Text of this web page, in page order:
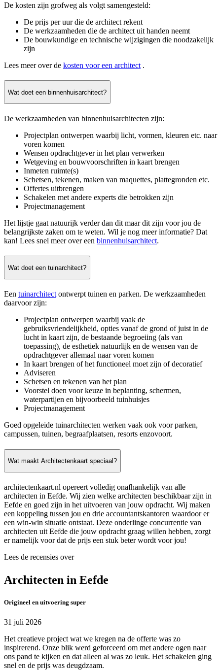
De kosten zijn grofweg als volgt samengesteld:
De prijs per uur die de architect rekent
De werkzaamheden die de architect uit handen neemt
De bouwkundige en technische wijzigingen die noodzakelijk
zijn
Lees meer over de kosten voor een architect .
Wat doet een binnenhuisarchitect?
De werkzaamheden van binnenhuisarchitecten zijn:
Projectplan ontwerpen waarbij licht, vormen, kleuren etc. naar
voren komen
Wensen opdrachtgever in het plan verwerken
Wetgeving en bouwvoorschriften in kaart brengen
Inmeten ruimte(s)
Schetsen, tekenen, maken van maquettes, plattegronden etc.
Offertes uitbrengen
Schakelen met andere experts die betrokken zijn
Projectmanagement
Het lijstje gaat natuurijk verder dan dit maar dit zijn voor jou de
belangrijkste zaken om te weten. Wil je nog meer informatie? Dat
kan! Lees snel meer over een binnenhuisarchitect.
Wat doet een tuinarchitect?
Een tuinarchitect ontwerpt tuinen en parken. De werkzaamheden
daarvoor zijn:
Projectplan ontwerpen waarbij vaak de
gebruiksvriendelijkheid, opties vanaf de grond of juist in de
lucht in kaart zijn, de bestaande begroeiing (als van
toepassing), de esthetiek natuurlijk en de wensen van de
opdrachtgever allemaal naar voren komen
In kaart brengen of het functioneel moet zijn of decoratief
Adviseren
Schetsen en tekenen van het plan
Voorstel doen voor keuze in beplanting, schermen,
waterpartijen en bijvoorbeeld tuinhuisjes
Projectmanagement
Goed opgeleide tuinarchitecten werken vaak ook voor parken,
campussen, tuinen, begraafplaatsen, resorts enzovoort.
Wat maakt Architectenkaart speciaal?
architectenkaart.nl opereert volledig onafhankelijk van alle
architecten in Eefde. Wij zien welke architecten beschikbaar zijn in
Eefde en goed zijn in het uitvoeren van jouw opdracht. Wij maken
een koppeling tussen jou en drie accountantskantoren waardoor er
een win-win situatie ontstaat. Deze onderlinge concurrentie van
architecten uit Eefde die jouw opdracht graag willen hebben, zorgt
er namelijk voor dat de prijs een stuk beter wordt voor jou!
Lees de recensies over
Architecten in Eefde
Origineel en uitvoering super
31 juli 2026
Het creatieve project wat we kregen na de offerte was zo
inspirerend. Onze blik werd geforceerd om met andere ogen naar
ons pand te kijken en dat alleen al was zo leuk. Het schakelen ging
snel en de prijs was deugdzaam.